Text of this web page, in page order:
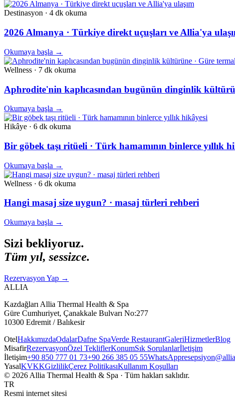
Destinasyon · 4 dk okuma
2026 Almanya · Türkiye direkt uçuşları ve Allia'ya
Okumaya başla →
Wellness · 7 dk okuma
Aphrodite'nin kaplıcasından bugünün dinginlik
Okumaya başla →
Hikâye · 6 dk okuma
Bir göbek taşı ritüeli · Türk hamamının binlerce yıllık
Okumaya başla →
Wellness · 6 dk okuma
Hangi masaj size uygun? · masaj türleri rehberi
Okumaya başla →
Sizi bekliyoruz.
Tüm yıl, sessizce.
Rezervasyon Yap →
ALLIA
Kazdağları Allia Thermal Health & Spa
Güre Cumhuriyet, Çanakkale Bulvarı No:277
10300 Edremit / Balıkesir
OtelHakkımızdaOdalarDafne SpaVerde RestaurantGaleriHizmetlerBlog
MisafirRezervasyonÖzel TekliflerKonumSık Sorulanlarİletişim
İletişim+90 850 777 01 73+90 266 385 05 55WhatsApp
YasalKVKKGizlilikÇerez PolitikasıKullanım Koşulları
© 2026 Allia Thermal Health & Spa · Tüm hakları saklıdır.
TR
Resmi internet sitesi